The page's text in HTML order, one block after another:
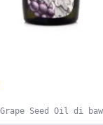
Seed Oil di